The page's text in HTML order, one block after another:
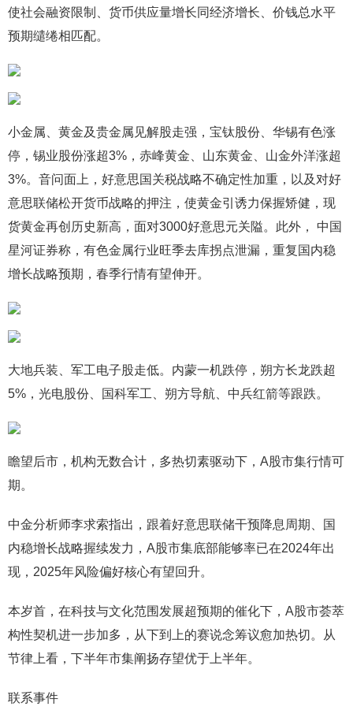
使社会融资限制、货币供应量增长同经济增长、价钱总水平
预期缱绻相匹配。
小金属、黄金及贵金属见解股走强，宝钛股份、华锡有色涨
停，锡业股份涨超3%，赤峰黄金、山东黄金、山金外洋涨超
3%。音问面上，好意思国关税战略不确定性加重，以及对好
意思联储松开货币战略的押注，使黄金引诱力保握矫健，现
货黄金再创历史新高，面对3000好意思元关隘。此外， 中国
星河证券称，有色金属行业旺季去库拐点泄漏，重复国内稳
增长战略预期，春季行情有望伸开。
大地兵装、军工电子股走低。内蒙一机跌停，朔方长龙跌超
5%，光电股份、国科军工、朔方导航、中兵红箭等跟跌。
瞻望后市，机构无数合计，多热切素驱动下，A股市集行情可
期。
中金分析师李求索指出，跟着好意思联储干预降息周期、国
内稳增长战略握续发力，A股市集底部能够率已在2024年出
现，2025年风险偏好核心有望回升。
本岁首，在科技与文化范围发展超预期的催化下，A股市荟萃
构性契机进一步加多，从下到上的赛说念筹议愈加热切。从
节律上看，下半年市集阐扬存望优于上半年。
联系事件